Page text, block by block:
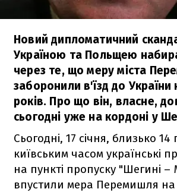
Новий дипломатичний
Україною та Польщею
через те, що меру міста
заборонили в'їзд до України
років. Про що він, власне,
сьогодні уже на кордоні у
Сьогодні, 17 січня, близько
київським часом українські
на пункті пропуску "Шегині
впустили мера Перемишля на